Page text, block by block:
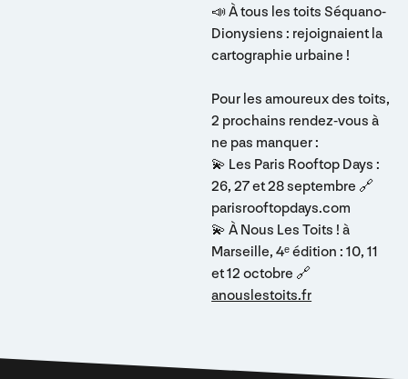
📣 À tous les toits Séquano-
Dionysiens : rejoignaient la
cartographie urbaine !
Pour les amoureux des toits,
2 prochains rendez-vous à
ne pas manquer :
💫 Les Paris Rooftop Days :
26, 27 et 28 septembre 🔗
parisrooftopdays.com
💫 À Nous Les Toits ! à
Marseille, 4ᵉ édition : 10, 11
et 12 octobre 🔗
anouslestoits.fr